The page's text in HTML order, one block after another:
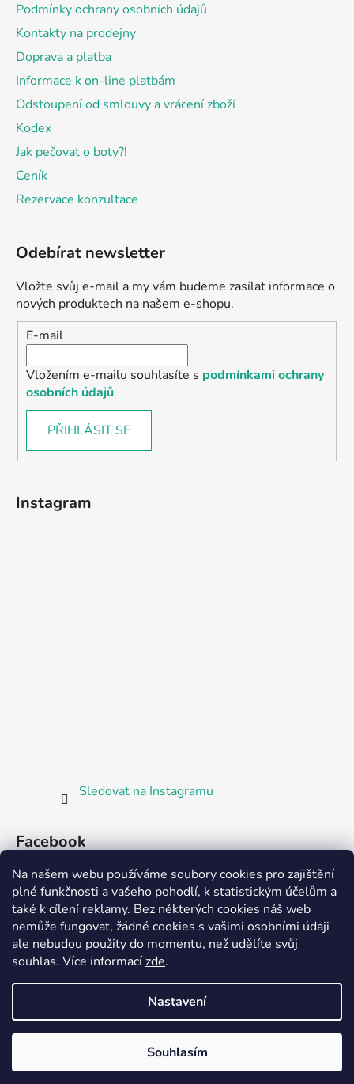
Na našem webu používáme soubory cookies pro zajištění
plné funkčnosti a vašeho pohodlí, k statistickým účelům a
také k cílení reklamy. Bez některých cookies náš web
nemůže fungovat, žádné cookies s vašimi osobními údaji
ale nebudou použity do momentu, než udělíte svůj
souhlas. Více informacízde.
Nastavení
Souhlasím
Podmínky ochrany osobních údajů
Kontakty na prodejny
Doprava a platba
Informace k on-line platbám
Odstoupení od smlouvy a vrácení zboží
Kodex
Jak pečovat o boty?!
Ceník
Rezervace konzultace
Odebírat newsletter
Vložte svůj e-mail a my vám budeme zasílat informace o
nových produktech na našem e-shopu.
E-mail
Vložením e-mailu souhlasíte s podmínkami ochrany
osobních údajů
PŘIHLÁSIT SE
Instagram
Sledovat na Instagramu
Facebook
Partnerská prodejna Barefoot Plzeň
Vytvořil Shoptet
Bosorka Plzeň
vyhrazena.